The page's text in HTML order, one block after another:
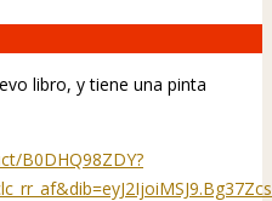
libro, y tiene una pinta
B0DHQ98ZDY?